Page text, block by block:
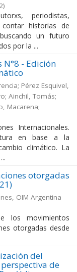
)
periodistas,
historias de
un futuro
por la ...
N°8 - Edición
Pérez Esquivel,
Ainchil, Tomás;
Macarena;
Internacionales.
en base a la
climático. La
otorgadas
OIM Argentina
los movimientos
otorgadas desde
del
de